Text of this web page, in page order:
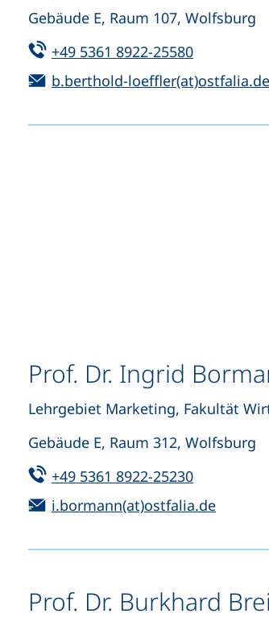
Gebäude E, Raum 107, Wolfsburg
Tel:
+49 5361 8922-25580(startet
E-Mail:
b.berthold-loeffler(at)ostfalia.de
Prof. Dr. Ingrid
Lehrgebiet Marketing, Fakultät
Gebäude E, Raum 312, Wolfsburg
Tel:
+49 5361 8922-25230(startet
E-Mail:
i.bormann(at)ostfalia.de(öffnet
Prof. Dr. Burkhard